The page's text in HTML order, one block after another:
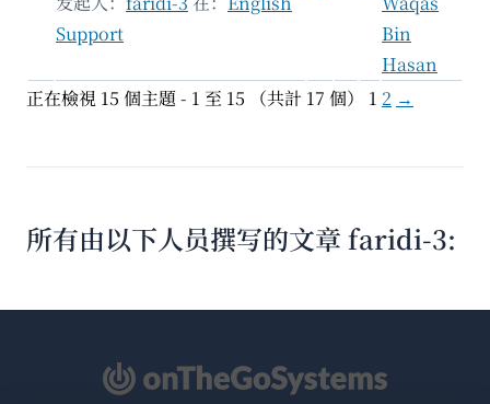
Support
Bin
Hasan
正在檢視 15 個主題 - 1 至 15 （共計 17 個） 1 2 →
所有由以下人员撰写的文章 faridi-3: